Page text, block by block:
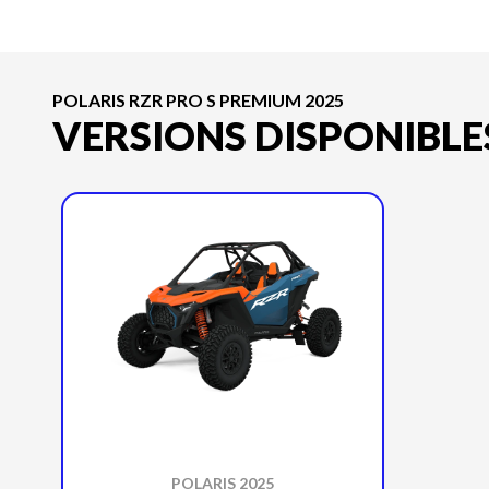
POLARIS RZR PRO S PREMIUM 2025
VERSIONS
POLARIS 2025